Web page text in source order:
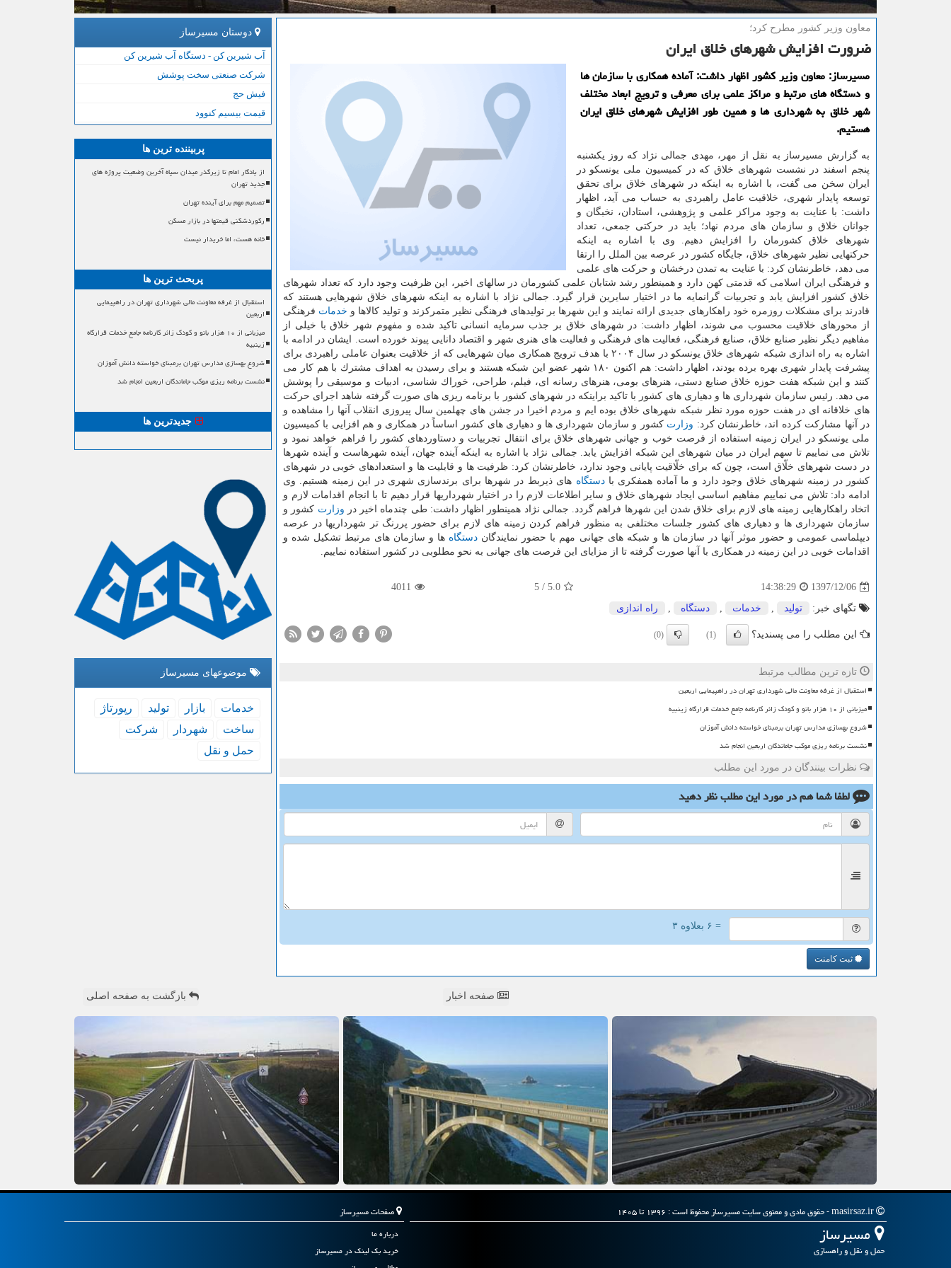
معاون وزیر كشور مطرح كرد؛
ضرورت افزایش شهرهای خلاق ایران
مسیرساز: معاون وزیر كشور اظهار داشت: آماده همكاری با سازمان ها
و دستگاه های مرتبط و مراكز علمی برای معرفی و ترویج ابعاد مختلف
شهر خلاق به شهرداری ها و همین طور افزایش شهرهای خلاق ایران
هستیم.
به گزارش مسیرساز به نقل از مهر، مهدی جمالی نژاد كه روز یكشنبه
پنجم اسفند در نشست شهرهای خلاق كه در كمیسیون ملی یونسكو در
ایران سخن می گفت، با اشاره به اینكه در شهرهای خلاق برای تحقق
توسعه پایدار شهری، خلاقیت عامل راهبردی به حساب می آید، اظهار
داشت: با عنایت به وجود مراكز علمی و پژوهشی، استادان، نخبگان و
جوانان خلاق و سازمان های مردم نهاد؛ باید در حركتی جمعی، تعداد
شهرهای خلاق كشورمان را افزایش دهیم. وی با اشاره به اینكه
حركتهایی نظیر شهرهای خلاق، جایگاه كشور در عرصه بین الملل را ارتقا
می دهد، خاطرنشان كرد: با عنایت به تمدن درخشان و حركت های علمی
و فرهنگی ایران اسلامی كه قدمتی كهن دارد و همینطور رشد شتابان علمی كشورمان در سالهای اخیر، این ظرفیت وجود دارد كه تعداد شهرهای
خلاق كشور افزایش یابد و تجربیات گرانمایه ما در اختیار سایرین قرار گیرد. جمالی نژاد با اشاره به اینكه شهرهای خلاق شهرهایی هستند كه
قادرند برای مشكلات روزمره خود راهكارهای جدیدی ارائه نمایند و این شهرها بر تولیدهای فرهنگی نظیر متمركزند و تولید كالاها و خدمات فرهنگی
از محورهای خلاقیت محسوب می شوند، اظهار داشت: در شهرهای خلاق بر جذب سرمایه انسانی تاكید شده و مفهوم شهر خلاق با خیلی از
مفاهیم دیگر نظیر صنایع خلاق، صنایع فرهنگی، فعالیت های فرهنگی و فعالیت های هنری شهر و اقتصاد دانایی پیوند خورده است. ایشان در ادامه با
اشاره به راه اندازی شبكه شهرهای خلاق یونسكو در سال ۲۰۰۴ با هدف ترویج همكاری میان شهرهایی كه از خلاقیت بعنوان عاملی راهبردی برای
پیشرفت پایدار شهری بهره برده بودند، اظهار داشت: هم اكنون ۱۸۰ شهر عضو این شبكه هستند و برای رسیدن به اهداف مشترك با هم كار می
كنند و این شبكه هفت حوزه خلاق صنایع دستی، هنرهای بومی، هنرهای رسانه ای، فیلم، طراحی، خوراك شناسی، ادبیات و موسیقی را پوشش
می دهد. رئیس سازمان شهرداری ها و دهیاری های كشور با تاكید براینكه در شهرهای كشور با برنامه ریزی های صورت گرفته شاهد اجرای حركت
های خلاقانه ای در هفت حوزه مورد نظر شبكه شهرهای خلاق بوده ایم و مردم اخیرا در جشن های چهلمین سال پیروزی انقلاب آنها را مشاهده و
در آنها مشاركت كرده اند، خاطرنشان كرد: وزارت كشور و سازمان شهرداری ها و دهیاری های كشور اساساً در همكاری و هم افزایی با كمیسیون
ملی یونسكو در ایران زمینه استفاده از فرصت خوب و جهانی شهرهای خلاق برای انتقال تجربیات و دستاوردهای كشور را فراهم خواهد نمود و
تلاش می نماییم تا سهم ایران در میان شهرهای این شبكه افزایش یابد. جمالی نژاد با اشاره به اینكه آینده جهان، آینده شهرهاست و آینده شهرها
در دست شهرهای خلّاق است، چون كه برای خلّاقیت پایانی وجود ندارد، خاطرنشان كرد: ظرفیت ها و قابلیت ها و استعدادهای خوبی در شهرهای
كشور در زمینه شهرهای خلاق وجود دارد و ما آماده همفكری بادستگاه های ذیربط در شهرها برای برندسازی شهری در این زمینه هستیم. وی
ادامه داد: تلاش می نماییم مفاهیم اساسی ایجاد شهرهای خلاق و سایر اطلاعات لازم را در اختیار شهرداریها قرار دهیم تا با انجام اقدامات لازم و
اتخاد راهكارهایی زمینه های لازم برای خلاق شدن این شهرها فراهم گردد. جمالی نژاد همینطور اظهار داشت: طی چندماه اخیر در وزارت كشور و
سازمان شهرداری ها و دهیاری های كشور جلسات مختلفی به منظور فراهم كردن زمینه های لازم برای حضور پررنگ تر شهرداریها در عرصه
دیپلماسی عمومی و حضور موثر آنها در سازمان ها و شبكه های جهانی مهم با حضور نمایندگان دستگاه ها و سازمان های مرتبط تشكیل شده و
اقدامات خوبی در این زمینه در همكاری با آنها صورت گرفته تا از مزایای این فرصت های جهانی به نحو مطلوبی در كشور استفاده نماییم.
1397/12/06
14:38:29
5.0
/
5
4011
تگهای خبر: تولید , خدمات , دستگاه , راه اندازی
این مطلب را می پسندید؟ (1)
(0)
تازه ترین مطالب مرتبط
استقبال از غرفه معاونت مالی شهرداری تهران در راهپیمایی اربعین
میزبانی از ۱۰ هزار بانو و کودک زائر کارنامه جامع خدمات قرارگاه زینبیه
شروع بهسازی مدارس تهران برمبنای خواسته دانش آموزان
نشست برنامه ریزی موکب جاماندگان اربعین انجام شد
نظرات بینندگان در مورد این مطلب
لطفا شما همدر مورد این مطلبنظر دهید
= ۶ بعلاوه ۳
ثبت کامنت
دوستان مسیرساز
آب شیرین کن - دستگاه آب شیرین کن
شرکت صنعتی سخت پوشش
فیش حج
قیمت بیسیم کنوود
پربیننده ترین ها
از یادگار امام تا زیرگذر میدان سپاه آخرین وضعیت پروژه های
جدید تهران
تصمیم مهم برای آینده تهران
رکوردشکنی قیمتها در بازار مسکن
خانه هست، اما خریدار نیست
پربحث ترین ها
استقبال از غرفه معاونت مالی شهرداری تهران در راهپیمایی
اربعین
میزبانی از ۱۰ هزار بانو و کودک زائر کارنامه جامع خدمات قرارگاه
زینبیه
شروع بهسازی مدارس تهران برمبنای خواسته دانش آموزان
نشست برنامه ریزی موکب جاماندگان اربعین انجام شد
جدیدترین ها
موضوعهای مسیرساز
خدمات بازار تولید
رپورتاژ
ساخت
شهردار
شركت
حمل و نقل
صفحه اخبار بازگشت به صفحه اصلی
مسیرساز
حمل و نقل و راهسازی
صفحات مسیرساز
درباره ما
خرید بک لینک در مسیرساز